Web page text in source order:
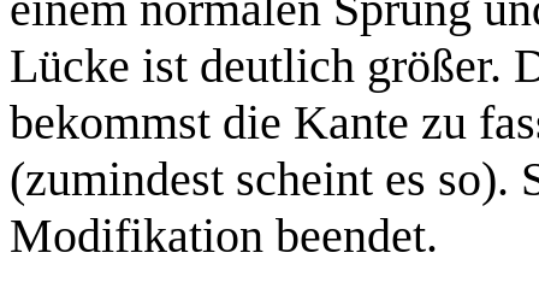
Lücke ist deutlich größer.
bekommst die Kante zu
(zumindest scheint es so).
Modifikation beendet.